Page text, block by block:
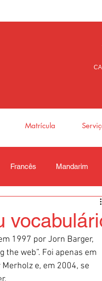
Matrícula
Francês Mandarim
1997 por Jorn Barger,
the web”. Foi apenas em
e, em 2004, se